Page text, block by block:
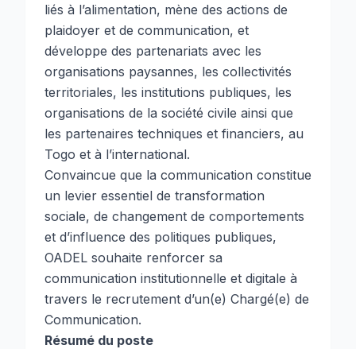
liés à l’alimentation, mène des actions de
plaidoyer et de communication, et
développe des partenariats avec les
organisations paysannes, les collectivités
territoriales, les institutions publiques, les
organisations de la société civile ainsi que
les partenaires techniques et financiers, au
Togo et à l’international.
Convaincue que la communication constitue
un levier essentiel de transformation
sociale, de changement de comportements
et d’influence des politiques publiques,
OADEL souhaite renforcer sa
communication institutionnelle et digitale à
travers le recrutement d’un(e) Chargé(e) de
Communication.
Résumé du poste